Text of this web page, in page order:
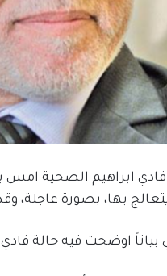
فادي ابراهيم الصحية
بها، بصورة عاجلة،
بياناً اوضحت فيه حالة